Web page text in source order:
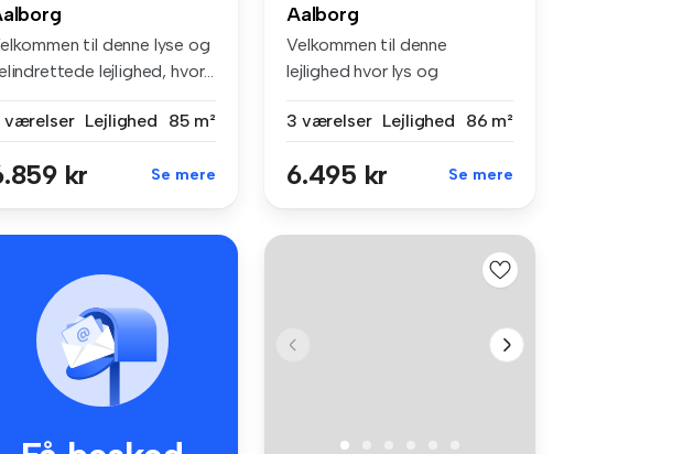
til denne lyse og
lejlighed, hvor...
værelser Lejlighed 85 m²
kr Se mere
Aalborg
Velkommen til denne
lejlighed hvor lys og
3 værelser Lejlighed 86 m²
6.495 kr Se mere